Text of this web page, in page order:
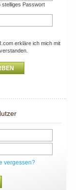
stelliges Passwort
erkläre ich mich mit
vergessen?